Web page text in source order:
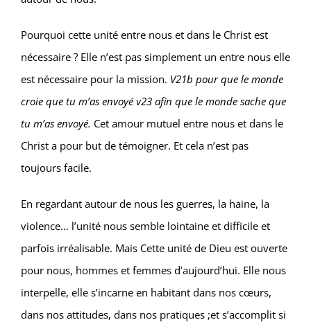
Pourquoi cette unité entre nous et dans le Christ est
nécessaire ? Elle n’est pas simplement un entre nous elle
est nécessaire pour la mission. V21b pour que le monde
croie que tu m’as envoyé v23 afin que le monde sache que
tu m’as envoyé. Cet amour mutuel entre nous et dans le
Christ a pour but de témoigner. Et cela n’est pas
toujours facile.
En regardant autour de nous les guerres, la haine, la
violence… l’unité nous semble lointaine et difficile et
parfois irréalisable. Mais Cette unité de Dieu est ouverte
pour nous, hommes et femmes d’aujourd’hui. Elle nous
interpelle, elle s’incarne en habitant dans nos cœurs,
dans nos attitudes, dans nos pratiques ;et s’accomplit si